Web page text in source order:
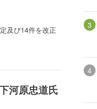
及び14件を改正
河原忠道氏